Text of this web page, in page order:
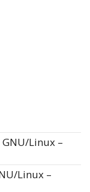
GNU/Linux –
Linux –